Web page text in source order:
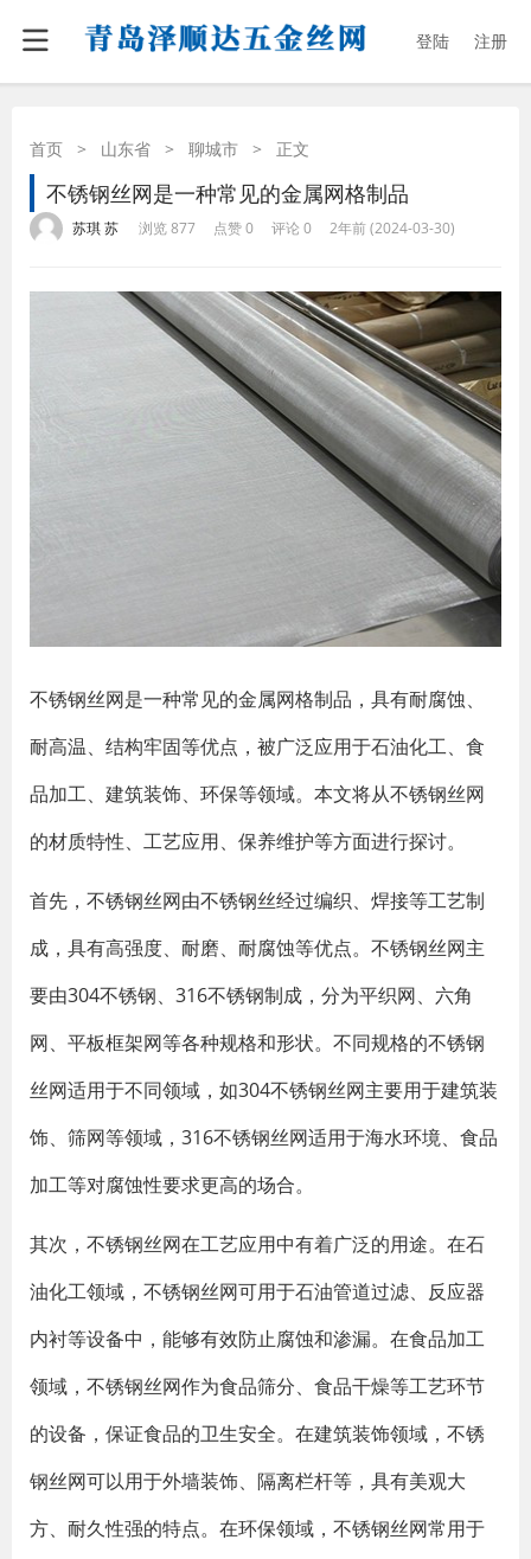
登陆 注册
首页 > 山东省 > 聊城市 > 正文
不锈钢丝网是一种常见的金属网格制品
苏琪 苏 浏览 877 点赞 0 评论 0 2年前 (2024-03-30)
不锈钢丝网是一种常见的金属网格制品，具有耐腐蚀、
耐高温、结构牢固等优点，被广泛应用于石油化工、食
品加工、建筑装饰、环保等领域。本文将从不锈钢丝网
的材质特性、工艺应用、保养维护等方面进行探讨。
首先，不锈钢丝网由不锈钢丝经过编织、焊接等工艺制
成，具有高强度、耐磨、耐腐蚀等优点。不锈钢丝网主
要由304不锈钢、316不锈钢制成，分为平织网、六角
网、平板框架网等各种规格和形状。不同规格的不锈钢
丝网适用于不同领域，如304不锈钢丝网主要用于建筑装
饰、筛网等领域，316不锈钢丝网适用于海水环境、食品
加工等对腐蚀性要求更高的场合。
其次，不锈钢丝网在工艺应用中有着广泛的用途。在石
油化工领域，不锈钢丝网可用于石油管道过滤、反应器
内衬等设备中，能够有效防止腐蚀和渗漏。在食品加工
领域，不锈钢丝网作为食品筛分、食品干燥等工艺环节
的设备，保证食品的卫生安全。在建筑装饰领域，不锈
钢丝网可以用于外墙装饰、隔离栏杆等，具有美观大
方、耐久性强的特点。在环保领域，不锈钢丝网常用于